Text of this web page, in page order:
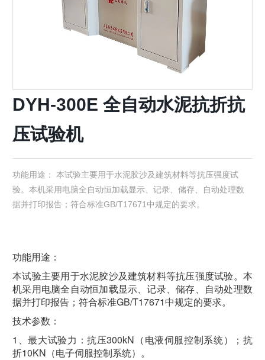
DYH-300E 全自动水泥抗折抗
压试验机
功能用途： 本试验主要用于水泥胶沙及建筑材料等抗压强度试
验。本机采用电脑全自动恒加载显示、记录、储存、自动处理数
据并打印报告；符合标准GB/T17671中规定的要求。
功能用途：
本试验主要用于水泥胶沙及建筑材料等抗压强度试验。本
机采用电脑全自动恒加载显示、记录、储存、自动处理数
据并打印报告；符合标准GB/T17671中规定的要求。
技术参数：
1、最大试验力：抗压300kN（电液伺服控制系统）；抗
折10KN（电子伺服控制系统）。